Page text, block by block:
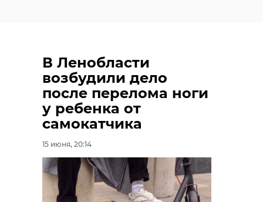
В Ленобласти
возбудили дело
после перелома ноги
у ребенка от
самокатчика
15 июня, 20:14